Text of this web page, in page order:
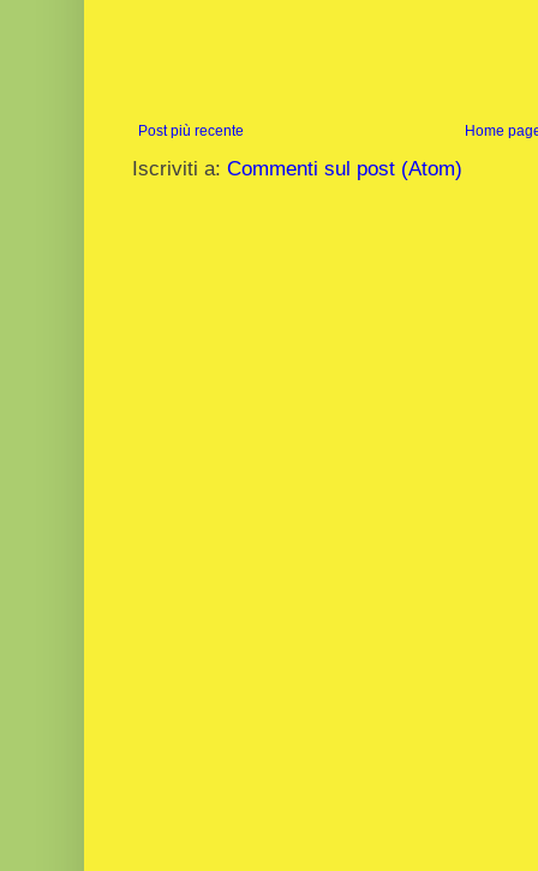
Post più recente Home
Iscriviti a: Commenti sul post (Atom)